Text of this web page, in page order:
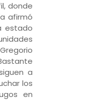
donde
afirmó
estado
a
los
en